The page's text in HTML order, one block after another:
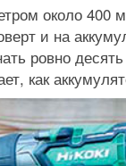
около 400
и на
ровно
как